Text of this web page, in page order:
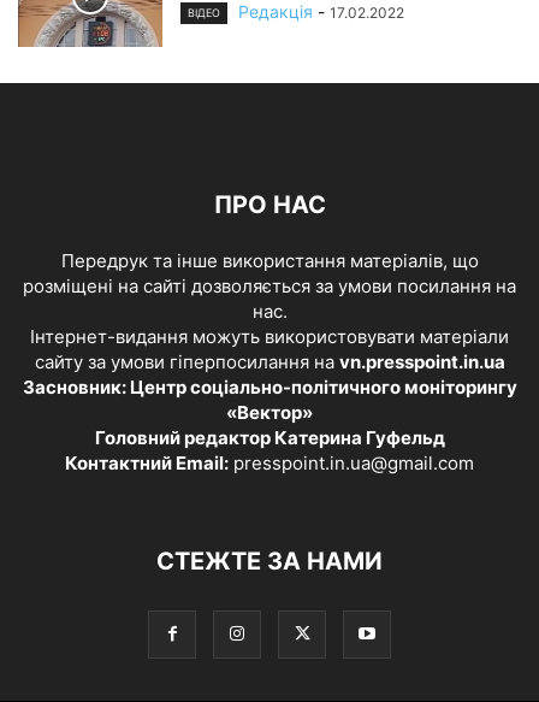
ВІДЕО Редакція - 17.02.2022
ПРО НАС
Передрук та інше використання матеріалів, що
розміщені на сайті дозволяється за умови посилання на
нас.
Інтернет-видання можуть використовувати матеріали
сайту за умови гіперпосилання на vn.presspoint.in.ua
Засновник: Центр соціально-політичного моніторингу
«Вектор»
Головний редактор Катерина Гуфельд
Контактний Email: presspoint.in.ua@gmail.com
СТЕЖТЕ ЗА НАМИ